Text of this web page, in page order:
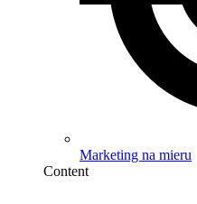
Marketing na mieru
Content